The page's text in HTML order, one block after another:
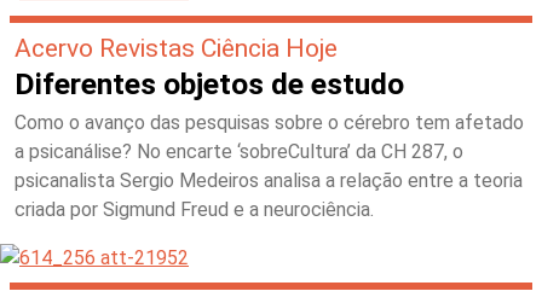
Acervo Revistas Ciência Hoje
Diferentes objetos de estudo
Como o avanço das pesquisas sobre o cérebro tem afetado
a psicanálise? No encarte ‘sobreCultura’ da CH 287, o
psicanalista Sergio Medeiros analisa a relação entre a teoria
criada por Sigmund Freud e a neurociência.